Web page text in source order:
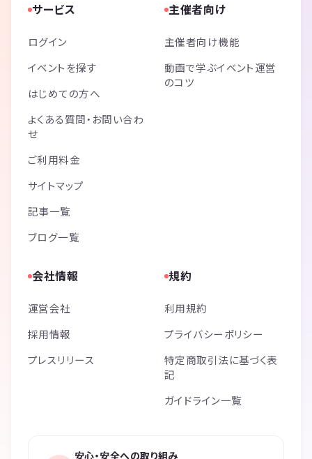
サービス
ログイン
イベントを探す
はじめての方へ
よくある質問・お問い合わ
せ
ご利用料金
サイトマップ
記事一覧
ブログ一覧
主催者向け
主催者向け機能
動画で学ぶイベント運営
のコツ
会社情報
運営会社
採用情報
プレスリリース
規約
利用規約
プライバシーポリシー
特定商取引法に基づく表
記
ガイドライン一覧
安心・安全への取り組み